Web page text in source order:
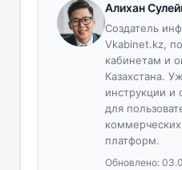
Алихан
Создатель
Vkabinet.kz,
кабинетам и
Казахстана.
инструкции и
для
платформ.
Обновлено: